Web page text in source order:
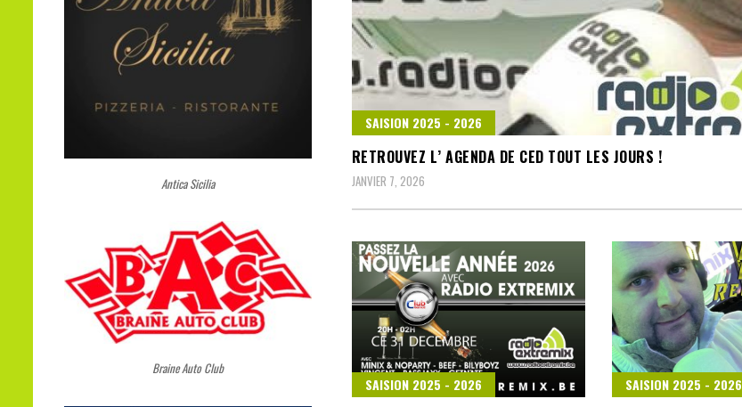
SAISION 2025 - 2026
RETROUVEZ L’ AGENDA DE CED TOUT LES JOURS !
JANVIER 7, 2026
SAISION 2025 - 2026 SAISION 2025 - 2026
Antica Sicilia
Braine Auto Club